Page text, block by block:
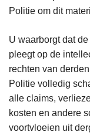
Politie om dit
U waarborgt dat
pleegt op de
rechten van
Politie volledig
alle claims,
kosten en andere
voortvloeien uit